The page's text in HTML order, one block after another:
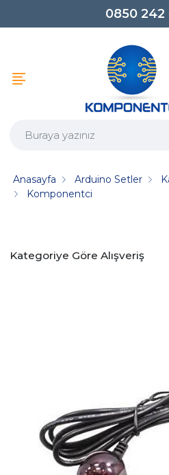
0850 242
Anasayfa Arduino Setler
Komponentci
Kategoriye Göre Alışveriş